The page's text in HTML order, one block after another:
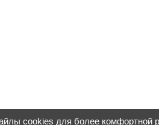
cookies для более комфортной